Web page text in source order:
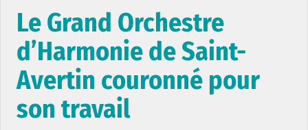
Le Grand Orchestre
d’Harmonie de Saint-
Avertin couronné pour
son travail